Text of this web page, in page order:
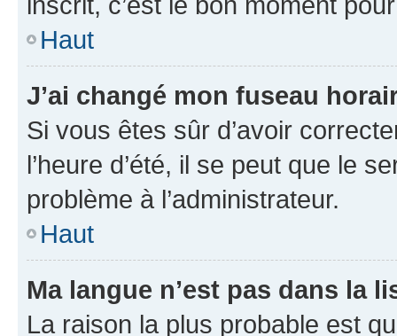
Haut
J’ai changé mon fuseau
Si vous êtes sûr d’avoir
l’heure d’été, il se peut que le
problème à l’administrateur.
Haut
Ma langue n’est pas dans la
La raison la plus probable est